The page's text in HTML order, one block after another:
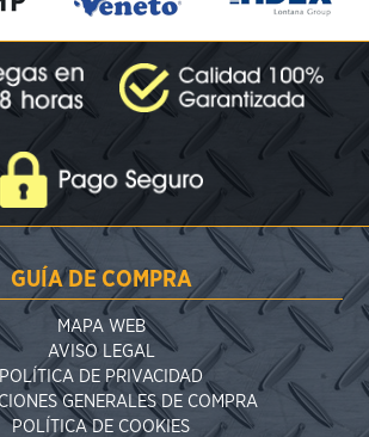
GUÍA DE COMPRA
MAPA WEB
AVISO LEGAL
POLÍTICA DE PRIVACIDAD
GENERALES DE COMPRA
POLÍTICA DE COOKIES